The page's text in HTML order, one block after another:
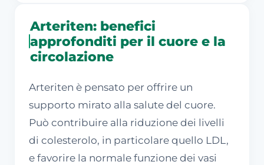
Arteriten: benefici
approfonditi per il cuore e la
circolazione
Arteriten è pensato per offrire un
supporto mirato alla salute del cuore.
Può contribuire alla riduzione dei livelli
di colesterolo, in particolare quello LDL,
e favorire la normale funzione dei vasi